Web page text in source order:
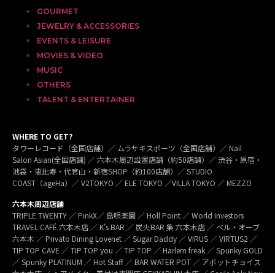
GOURMET
JEWELRY & ACCESSORIES
EVENTS & LEISURE
MOVIES & VIDEO
MUSIC
OTHERS
TALENT & ENTERTAINER
WHERE TO GET?
タワーレコード（全国店舗）／ ムラサキスポーツ（全国店舗）／ Nail
Salon Asian(全国店舗) ／ 六本木周辺設置店舗（約50店舗）／ 渋谷・原宿・
池袋・恵比寿・代官山・新宿SHOP（約100店舗）／ STUDIO
COAST（ageHa）／ V2TOKYO ／ ELE TOKYO ／VILLA TOKYO ／ MEZZO
六本木周辺店舗
TRIPLE TWENTY ／ PinkX／ 島唄楽園 ／ Holl Point ／ World Investors
TRAVEL CAFÉ 六本木店 ／ K’s BAR ／ 炭火BAR 集 六本木店 ／ ベル・オーブ
六本木 ／ Privato Dining Lovenet ／ Sugar Daddy ／ VIRUS ／ VIRTUS2 ／
TIP TOP CAVE ／ TIP TOP you ／ TIP TOP ／ Harlem freak ／ Spunky GOLD
／ Spunky PLATINUM ／ Hot Staff ／ BAR WATER POT ／ アボットチョイス